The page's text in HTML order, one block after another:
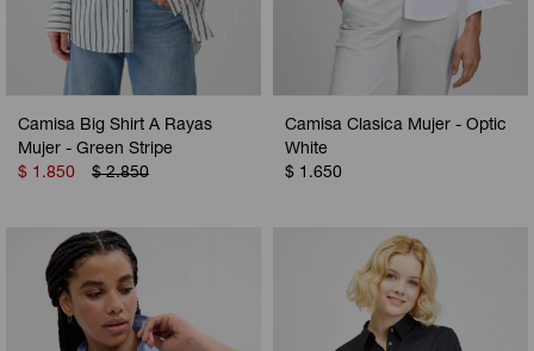
Camisa Big Shirt A Rayas
Mujer - Green Stripe
$ 1.850 $ 2.850
Camisa Clasica Mujer - Optic
White
$ 1.650